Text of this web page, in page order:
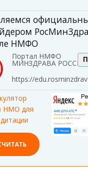
НМФО
Портал НМФО
МИНЗДРАВА РОССИИ
https://
НМО для